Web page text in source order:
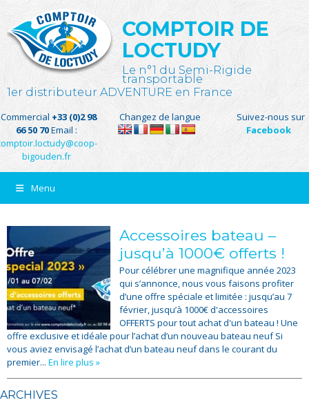
COMPTOIR DE
LOCTUDY
Le n°1 du Semi-Rigide
transportable
1er distributeur ADVENTURE en France
+33 (0)2 98
66 50 70Email :
bigouden.fr
Changez de langue
Suivez-nous sur
Facebook
Menu
Accessoires bateau –
jusqu’à 1000€ offerts !
Pour célébrer une magnifique année 2023
qui s’annonce, nous vous faisons profiter
d’une offre spéciale et limitée : jusqu’au 7
février, jusqu’à 1000€ d'accessoires
OFFERTS pour tout achat d'un bateau ! Une
offre exclusive et idéale pour l’achat d’un nouveau bateau neuf Si
vous aviez envisagé l’achat d’un bateau neuf dans le courant du
premier... En lire plus »
ARCHIVES